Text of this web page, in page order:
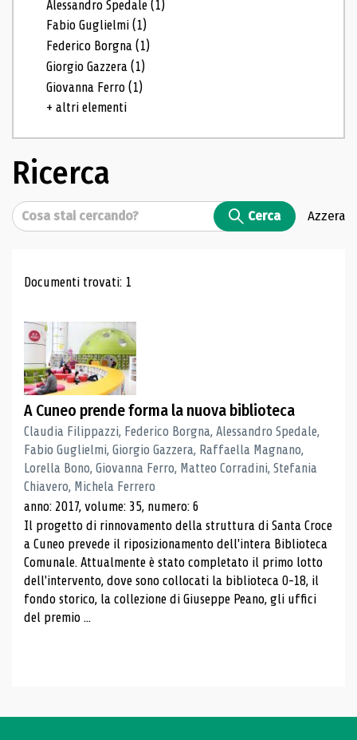
Alessandro Spedale(1)
Fabio Guglielmi(1)
Federico Borgna(1)
Giorgio Gazzera(1)
Giovanna Ferro(1)
+ altri elementi
Ricerca
Cerca Cerca Azzera
Risultati di ricerca
Documenti trovati: 1
A Cuneo prende forma la nuova biblioteca
Claudia Filippazzi, Federico Borgna, Alessandro Spedale,
Fabio Guglielmi, Giorgio Gazzera, Raffaella Magnano,
Lorella Bono, Giovanna Ferro, Matteo Corradini, Stefania
Chiavero, Michela Ferrero
anno: 2017, volume: 35, numero: 6
Il progetto di rinnovamento della struttura di Santa Croce
a Cuneo prevede il riposizionamento dell'intera Biblioteca
Comunale. Attualmente è stato completato il primo lotto
dell'intervento, dove sono collocati la biblioteca 0-18, il
fondo storico, la collezione di Giuseppe Peano, gli uffici
del premio ...